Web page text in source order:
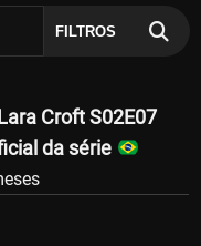
FILTROS
Croft S02E07
da série